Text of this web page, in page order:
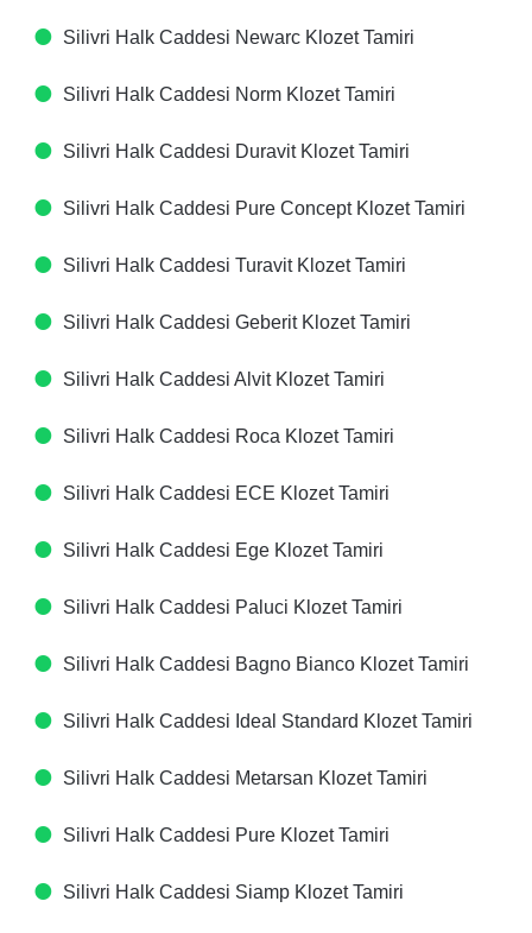
Silivri Halk Caddesi Newarc Klozet Tamiri
Silivri Halk Caddesi Norm Klozet Tamiri
Silivri Halk Caddesi Duravit Klozet Tamiri
Silivri Halk Caddesi Pure Concept Klozet Tamiri
Silivri Halk Caddesi Turavit Klozet Tamiri
Silivri Halk Caddesi Geberit Klozet Tamiri
Silivri Halk Caddesi Alvit Klozet Tamiri
Silivri Halk Caddesi Roca Klozet Tamiri
Silivri Halk Caddesi ECE Klozet Tamiri
Silivri Halk Caddesi Ege Klozet Tamiri
Silivri Halk Caddesi Paluci Klozet Tamiri
Silivri Halk Caddesi Bagno Bianco Klozet Tamiri
Silivri Halk Caddesi Ideal Standard Klozet Tamiri
Silivri Halk Caddesi Metarsan Klozet Tamiri
Silivri Halk Caddesi Pure Klozet Tamiri
Silivri Halk Caddesi Siamp Klozet Tamiri